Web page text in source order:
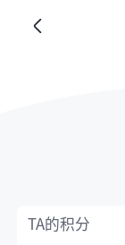
TA的积分